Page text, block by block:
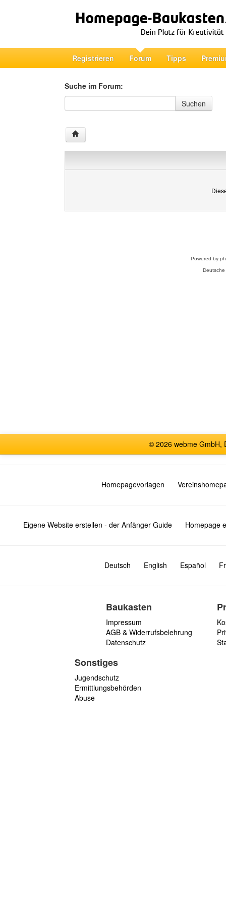
Registrieren Forum Tipps
Suche im Forum:
Suche im Forum
Suchen
Powered by
© 2026 webme GmbH,
Homepagevorlagen
Eigene Website erstellen - der Anfänger Guide Homepage
Deutsch English Español
Baukasten
Impressum
AGB & Widerrufsbelehrung
Datenschutz
Sonstiges
Jugendschutz
Ermittlungsbehörden
Abuse